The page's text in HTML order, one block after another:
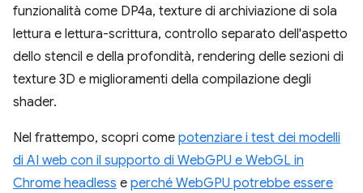
funzionalità come DP4a, texture di archiviazione di sola
lettura e lettura-scrittura, controllo separato dell'aspetto
dello stencil e della profondità, rendering delle sezioni di
texture 3D e miglioramenti della compilazione degli
shader.
Nel frattempo, scopri come potenziare i test dei modelli
di AI web con il supporto di WebGPU e WebGL in
Chrome headless e perché WebGPU potrebbe essere